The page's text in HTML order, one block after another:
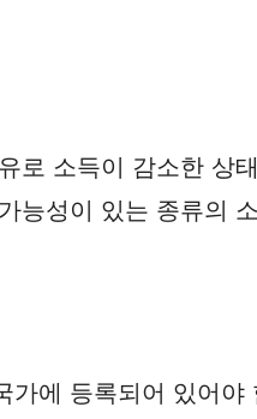
로 소득이 감소한 상
능성이 있는 종류의
가에 등록되어 있어야